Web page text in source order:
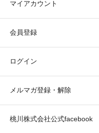
マイアカウント
会員登録
ログイン
メルマガ登録・解除
桃川株式会社公式facebook